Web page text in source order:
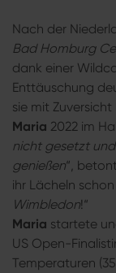
Nach der
Bad Homburg
dank einer
Enttäuschung
sie mit
Maria 2022 im
nicht gesetzt
genießen“,
ihr Lächeln
Wimbledon!“
Maria startete
US Open-
Temperaturen